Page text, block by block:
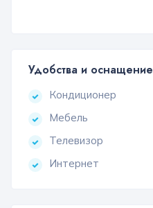
Удобства и оснащение
Кондиционер
Мебель
Телевизор
Интернет